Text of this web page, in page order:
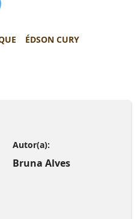
ÉDSON CURY
Autor(a):
Bruna Alves